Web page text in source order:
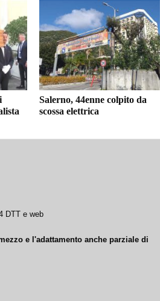
Salerno, 44enne colpito da
scossa elettrica
DTT e web
e l'adattamento anche parziale di